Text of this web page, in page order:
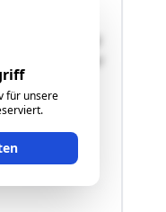
für unsere
in der
Ortsrand
geprägter
geht
zurück.
ein Zubau
bzw. weiters